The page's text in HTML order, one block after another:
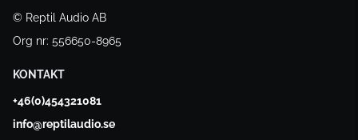
© Reptil Audio AB
Org nr: 556650-8965
KONTAKT
+46(0)454321081
info@reptilaudio.se